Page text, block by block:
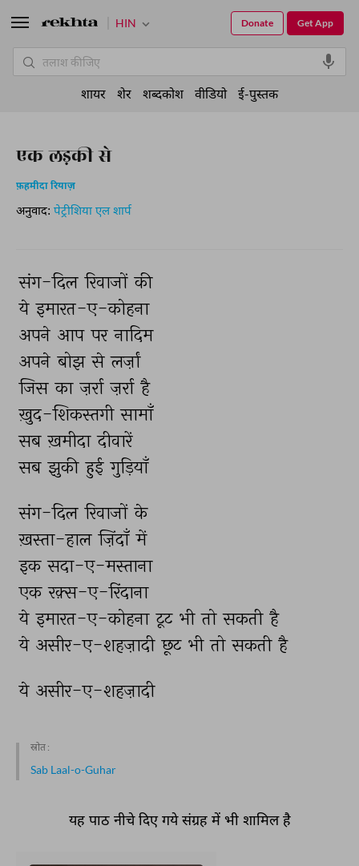
एक लड़की से
फ़हमीदा रियाज़
अनुवाद: पेट्रीशिया एल शार्प
संग-दिल रिवाजों की
ये इमारत-ए-कोहना
अपने आप पर नादिम
अपने बोझ से लर्ज़ां
जिस का ज़र्रा ज़र्रा है
ख़ुद-शिकस्तगी सामाँ
सब ख़मीदा दीवारें
सब झुकी हुई गुड़ियाँ
संग-दिल रिवाजों के
ख़स्ता-हाल ज़िंदाँ में
इक सदा-ए-मस्ताना
एक रक़्स-ए-रिंदाना
ये इमारत-ए-कोहना टूट भी तो सकती है
ये असीर-ए-शहज़ादी छूट भी तो सकती है
ये असीर-ए-शहज़ादी
स्रोत :
Sab Laal-o-Guhar
यह पाठ नीचे दिए गये संग्रह में भी शामिल है
HIN Get App
Donate
शायर शेर शब्दकोश वीडियो ई-पुस्तक